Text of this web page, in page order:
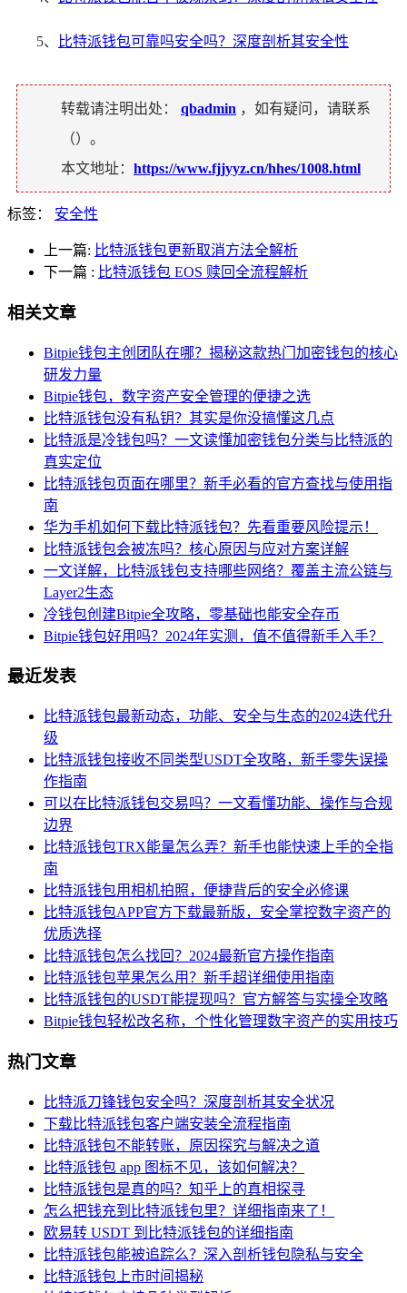
5、 比特派钱包可靠吗安全吗？深度剖析其安全性
转载请注明出处： qbadmin ，如有疑问，请联系
（）。
本文地址： https://www.fjjyyz.cn/hhes/1008.html
标签： 安全性
上一篇: 比特派钱包更新取消方法全解析
下一篇 : 比特派钱包 EOS 赎回全流程解析
相关文章
Bitpie钱包主创团队在哪？揭秘这款热门加密钱包的核心
研发力量
Bitpie钱包，数字资产安全管理的便捷之选
比特派钱包没有私钥？其实是你没搞懂这几点
比特派是冷钱包吗？一文读懂加密钱包分类与比特派的
真实定位
比特派钱包页面在哪里？新手必看的官方查找与使用指
南
华为手机如何下载比特派钱包？先看重要风险提示！
比特派钱包会被冻吗？核心原因与应对方案详解
一文详解，比特派钱包支持哪些网络？覆盖主流公链与
Layer2生态
冷钱包创建Bitpie全攻略，零基础也能安全存币
Bitpie钱包好用吗？2024年实测，值不值得新手入手？
最近发表
比特派钱包最新动态，功能、安全与生态的2024迭代升
级
比特派钱包接收不同类型USDT全攻略，新手零失误操
作指南
可以在比特派钱包交易吗？一文看懂功能、操作与合规
边界
比特派钱包TRX能量怎么弄？新手也能快速上手的全指
南
比特派钱包用相机拍照，便捷背后的安全必修课
比特派钱包APP官方下载最新版，安全掌控数字资产的
优质选择
比特派钱包怎么找回？2024最新官方操作指南
比特派钱包苹果怎么用？新手超详细使用指南
比特派钱包的USDT能提现吗？官方解答与实操全攻略
Bitpie钱包轻松改名称，个性化管理数字资产的实用技巧
热门文章
比特派刀锋钱包安全吗？深度剖析其安全状况
下载比特派钱包客户端安装全流程指南
比特派钱包不能转账，原因探究与解决之道
比特派钱包 app 图标不见，该如何解决？
比特派钱包是真的吗？知乎上的真相探寻
怎么把钱充到比特派钱包里？详细指南来了！
欧易转 USDT 到比特派钱包的详细指南
比特派钱包能被追踪么？深入剖析钱包隐私与安全
比特派钱包上市时间揭秘